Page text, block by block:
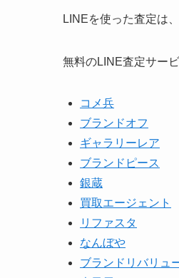
LINEを使った査定は
無料のLINE査定サー
コメ兵
ブランドオフ
ギャラリーレア
ブランドピース
銀蔵
買取エージェント
リファスタ
なんぼや
ブランドリバリュ